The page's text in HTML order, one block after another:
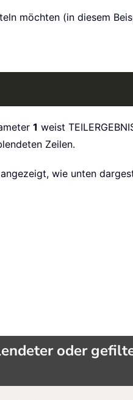
möchten (in diesem
1 weist
Zeilen.
wie unten
oder